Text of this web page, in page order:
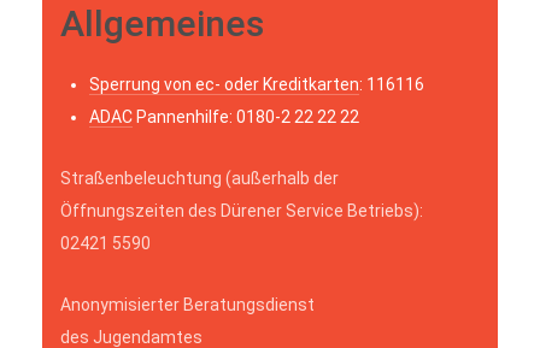
Allgemeines
Sperrung von ec- oder Kreditkarten: 116116
ADACPannenhilfe: 0180-2 22 22 22
Straßenbeleuchtung (außerhalb der
Öffnungszeiten des Dürener Service Betriebs):
02421 5590
Anonymisierter Beratungsdienst
des Jugendamtes